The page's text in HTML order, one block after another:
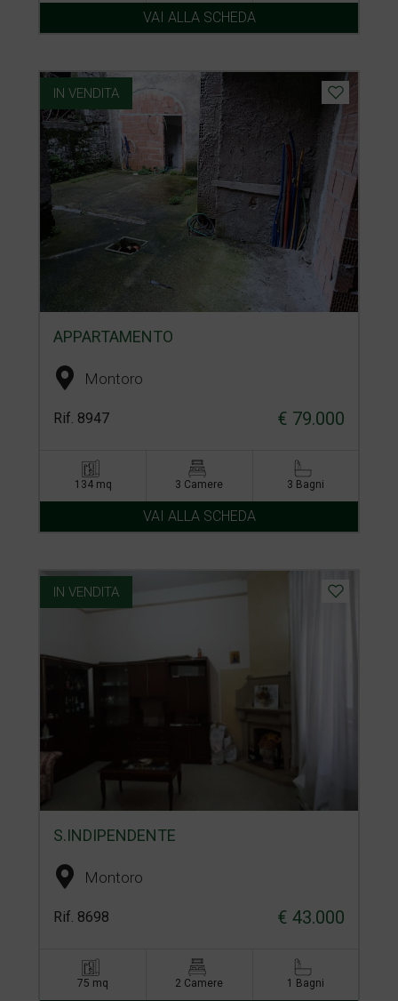
VAI ALLA SCHEDA
IN VENDITA
APPARTAMENTO
Montoro
Rif. 8947 € 79.000
134 mq 3 Camere 3 Bagni
VAI ALLA SCHEDA
IN VENDITA
S.INDIPENDENTE
Montoro
Rif. 8698 € 43.000
75 mq 2 Camere 1 Bagni